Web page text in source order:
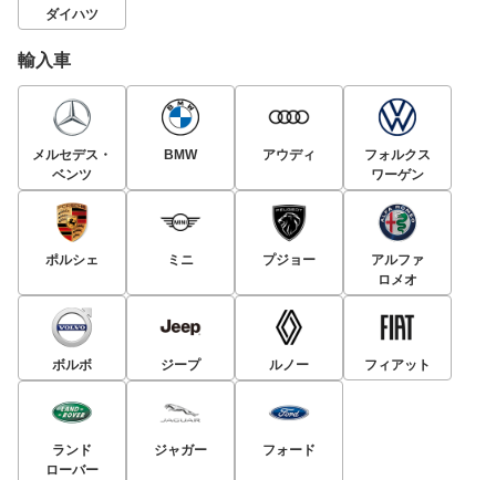
ダイハツ
輸入車
メルセデス・
ベンツ
BMW アウディ
フォルクス
ワーゲン
ポルシェ ミニ プジョー
アルファ
ロメオ
ボルボ ジープ ルノー フィアット
ランド
ローバー
ジャガー フォード